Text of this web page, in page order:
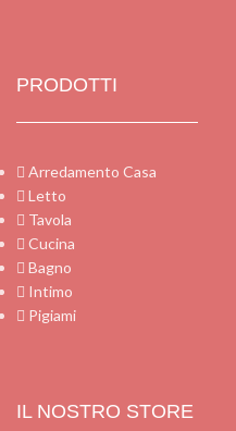
PRODOTTI
Arredamento Casa
Letto
Tavola
Cucina
Bagno
Intimo
Pigiami
IL NOSTRO STORE